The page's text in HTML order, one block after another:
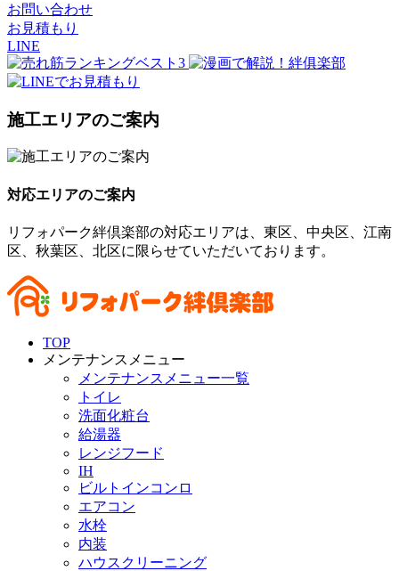
お問い合わせ
お見積もり
LINE
施工エリアのご案内
対応エリアのご案内
リフォパーク絆倶楽部の対応エリアは、東区、中央区、江南
区、秋葉区、北区に限らせていただいております。
TOP
メンテナンスメニュー
メンテナンスメニュー一覧
トイレ
洗面化粧台
給湯器
レンジフード
IH
ビルトインコンロ
エアコン
水栓
内装
ハウスクリーニング